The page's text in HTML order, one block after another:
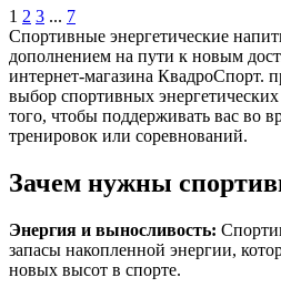
1 2 3 ... 7
Спортивные энергетические
дополнением на пути к новым
интернет-магазина КвадроСпорт.
выбор спортивных
того, чтобы поддерживать вас во
тренировок или соревнований.
Зачем нужны
Энергия и выносливость:
запасы накопленной энергии,
новых высот в спорте.